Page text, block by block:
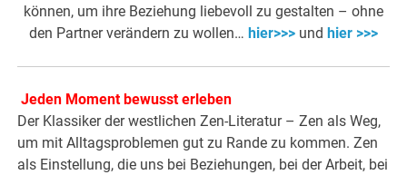
können, um ihre Beziehung liebevoll zu gestalten – ohne
den Partner verändern zu wollen… hier>>> und hier >>>
Jeden Moment bewusst erleben
Der Klassiker der westlichen Zen-Literatur – Zen als Weg,
um mit Alltagsproblemen gut zu Rande zu kommen. Zen
als Einstellung, die uns bei Beziehungen, bei der Arbeit, bei